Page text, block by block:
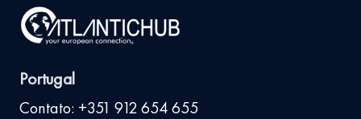
Portugal
Contato: +351 912 654 655